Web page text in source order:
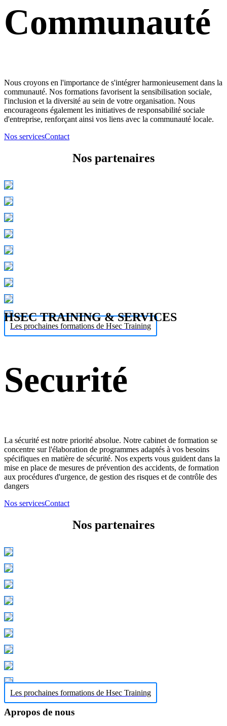
Communauté
Nous croyons en l'importance de s'intégrer harmonieusement dans la
communauté. Nos formations favorisent la sensibilisation sociale,
l'inclusion et la diversité au sein de votre organisation. Nous
encourageons également les initiatives de responsabilité sociale
d'entreprise, renforçant ainsi vos liens avec la communauté locale.
Nos servicesContact
Nos partenaires
Les prochaines formations de Hsec Training
HSEC TRAINING & SERVICES
Securité
La sécurité est notre priorité absolue. Notre cabinet de formation se
concentre sur l'élaboration de programmes adaptés à vos besoins
spécifiques en matière de sécurité. Nos experts vous guident dans la
mise en place de mesures de prévention des accidents, de formation
aux procédures d'urgence, de gestion des risques et de contrôle des
dangers
Nos servicesContact
Nos partenaires
Les prochaines formations de Hsec Training
Apropos de nous